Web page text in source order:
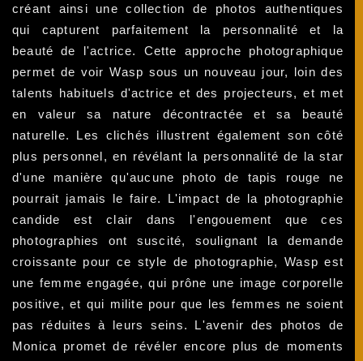
créant ainsi une collection de photos authentiques
qui capturent parfaitement la personnalité et la
beauté de l'actrice. Cette approche photographique
permet de voir Wasp sous un nouveau jour, loin des
talents habituels d'actrice et des projecteurs, et met
en valeur sa nature décontractée et sa beauté
naturelle. Les clichés illustrent également son côté
plus personnel, en révélant la personnalité de la star
d'une manière qu'aucune photo de tapis rouge ne
pourrait jamais le faire. L'impact de la photographie
candide est clair dans l'engouement que ces
photographies ont suscité, soulignant la demande
croissante pour ce style de photographie, Wasp est
une femme engagée, qui prône une image corporelle
positive, et qui milite pour que les femmes ne soient
pas réduites à leurs seins. L'avenir des photos de
Monica promet de révéler encore plus de moments